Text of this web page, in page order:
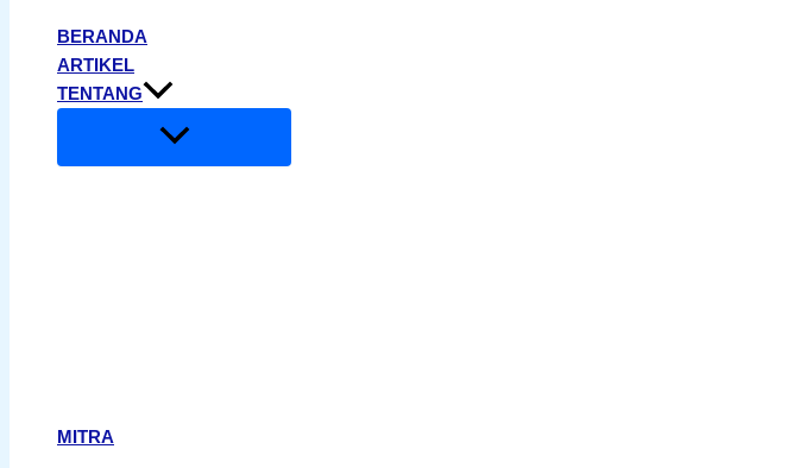
BERANDA
ARTIKEL
TENTANG
MITRA